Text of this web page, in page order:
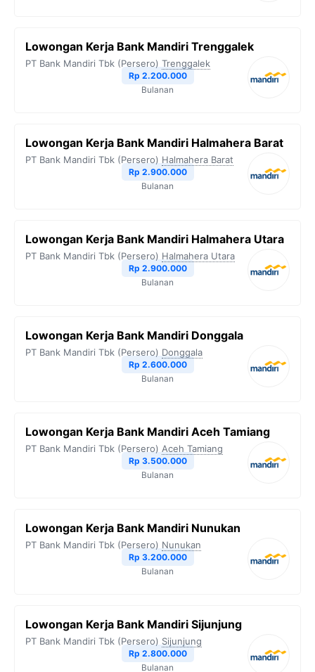
Lowongan Kerja Bank Mandiri Trenggalek
PT Bank Mandiri Tbk (Persero) Trenggalek
Rp 2.200.000
Bulanan
Lowongan Kerja Bank Mandiri Halmahera Barat
PT Bank Mandiri Tbk (Persero) Halmahera Barat
Rp 2.900.000
Bulanan
Lowongan Kerja Bank Mandiri Halmahera Utara
PT Bank Mandiri Tbk (Persero) Halmahera Utara
Rp 2.900.000
Bulanan
Lowongan Kerja Bank Mandiri Donggala
PT Bank Mandiri Tbk (Persero) Donggala
Rp 2.600.000
Bulanan
Lowongan Kerja Bank Mandiri Aceh Tamiang
PT Bank Mandiri Tbk (Persero) Aceh Tamiang
Rp 3.500.000
Bulanan
Lowongan Kerja Bank Mandiri Nunukan
PT Bank Mandiri Tbk (Persero) Nunukan
Rp 3.200.000
Bulanan
Lowongan Kerja Bank Mandiri Sijunjung
PT Bank Mandiri Tbk (Persero) Sijunjung
Rp 2.800.000
Bulanan